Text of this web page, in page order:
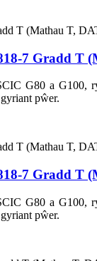
7 Gradd T
G80 a
pŵer.
7 Gradd T
G80 a
pŵer.